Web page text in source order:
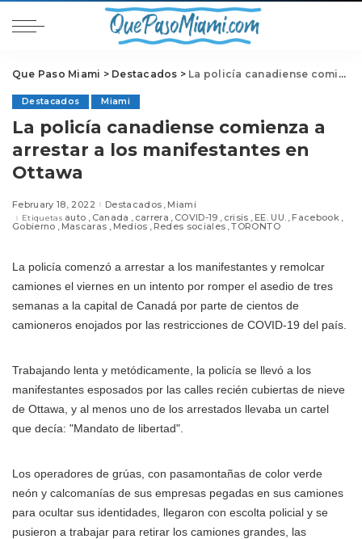
Que Paso Miami > Destacados > La policía canadiense comienza a arrestar a los manifestantes en Ottawa
Destacados Miami
La policía canadiense comienza a
arrestar a los manifestantes en
Ottawa
February 18, 2022 Destacados Miami
Etiquetas auto Canada carrera COVID-19 crisis EE. UU. Facebook
Gobierno Mascaras Medios Redes sociales TORONTO
La policía comenzó a arrestar a los manifestantes y remolcar
camiones el viernes en un intento por romper el asedio de tres
semanas a la capital de Canadá por parte de cientos de
camioneros enojados por las restricciones de COVID-19 del país.
Trabajando lenta y metódicamente, la policía se llevó a los
manifestantes esposados por las calles recién cubiertas de nieve
de Ottawa, y al menos uno de los arrestados llevaba un cartel
que decía: "Mandato de libertad".
Los operadores de grúas, con pasamontañas de color verde
neón y calcomanías de sus empresas pegadas en sus camiones
para ocultar sus identidades, llegaron con escolta policial y se
pusieron a trabajar para retirar los camiones grandes, las